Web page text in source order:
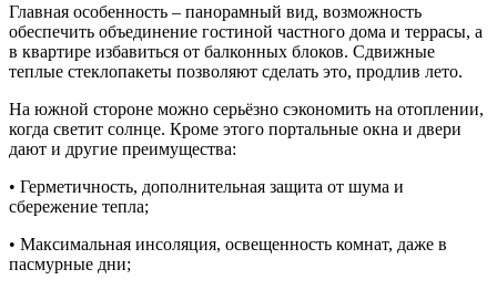
Главная особенность – панорамный вид, возможность
обеспечить объединение гостиной частного дома и террасы, а
в квартире избавиться от балконных блоков. Сдвижные
теплые стеклопакеты позволяют сделать это, продлив лето.
На южной стороне можно серьёзно сэкономить на отоплении,
когда светит солнце. Кроме этого портальные окна и двери
дают и другие преимущества:
• Герметичность, дополнительная защита от шума и
сбережение тепла;
• Максимальная инсоляция, освещенность комнат, даже в
пасмурные дни;